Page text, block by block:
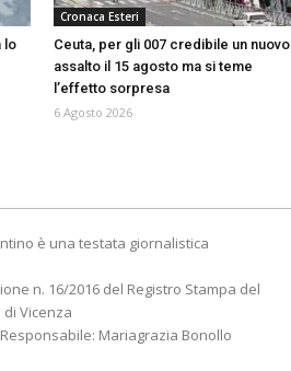
lo
Cronaca Esteri
Ceuta, per gli 007 credibile un nuovo
assalto il 15 agosto ma si teme
l’effetto sorpresa
6 Agosto 2026
è una testata giornalistica
n. 16/2016 del Registro Stampa del
Vicenza
Mariagrazia Bonollo